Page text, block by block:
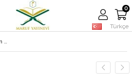
Türkçe
0
Sellül-Hüsam El-Hindi - سل الحسام الهندي لنصرة الشيخ خالد النقشبندي